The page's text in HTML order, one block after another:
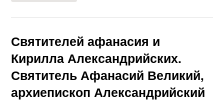
Святителей афанасия и
Кирилла Александрийских.
Святитель Афанасий Великий,
архиепископ Александрийский